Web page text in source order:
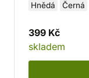
Hnědá Černá
399 Kč
skladem